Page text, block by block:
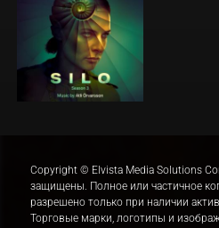
Copyright © Elvista Media Solutions
защищены. Полное или частичное
разрешено только при наличии
Торговые марки, логотипы и